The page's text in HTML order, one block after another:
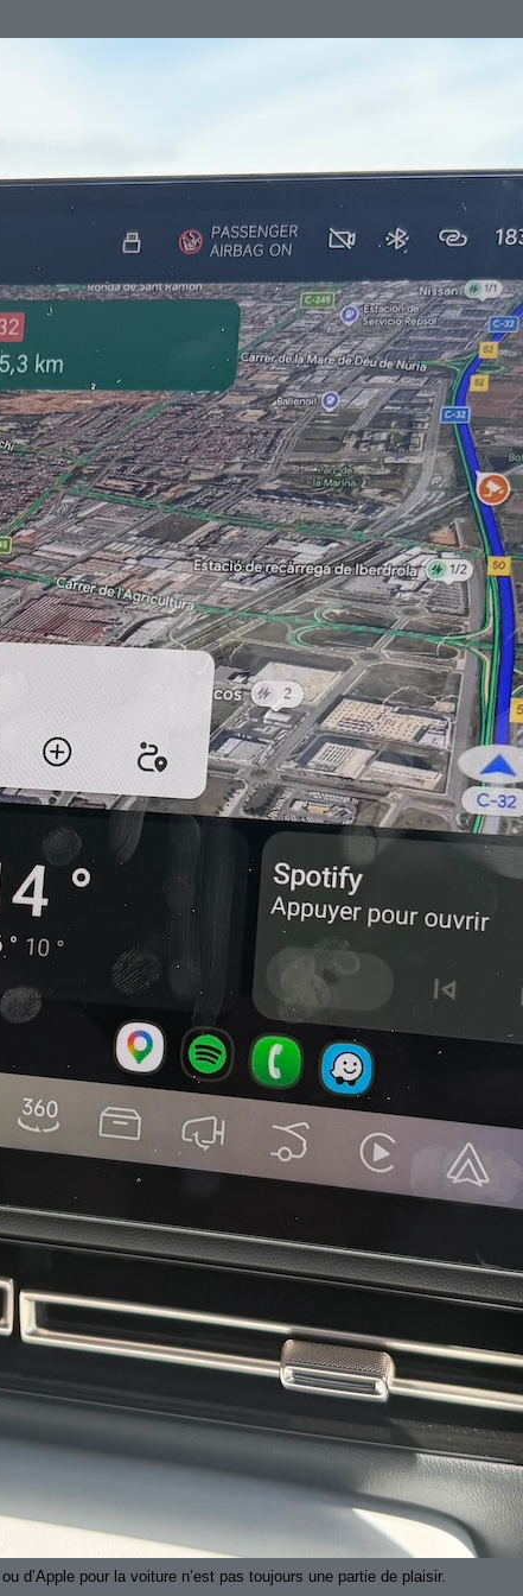
d’Apple pour la voiture n’est pas toujours une partie de plaisir.